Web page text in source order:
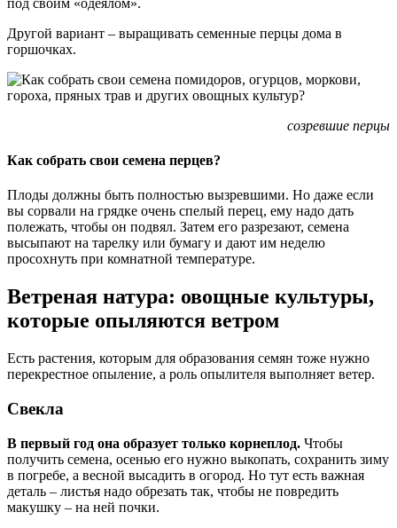
Другой вариант – выращивать семенные перцы дома в
горшочках.
созревшие перцы
Как собрать свои семена перцев?
Плоды должны быть полностью вызревшими. Но даже если
вы сорвали на грядке очень спелый перец, ему надо дать
полежать, чтобы он подвял. Затем его разрезают, семена
высыпают на тарелку или бумагу и дают им неделю
просохнуть при комнатной температуре.
Ветреная натура: овощные культуры,
которые опыляются ветром
Есть растения, которым для образования семян тоже нужно
перекрестное опыление, а роль опылителя выполняет ветер.
Свекла
В первый год она образует только корнеплод. Чтобы
получить семена, осенью его нужно выкопать, сохранить зиму
в погребе, а весной высадить в огород. Но тут есть важная
деталь – листья надо обрезать так, чтобы не повредить
макушку – на ней почки.